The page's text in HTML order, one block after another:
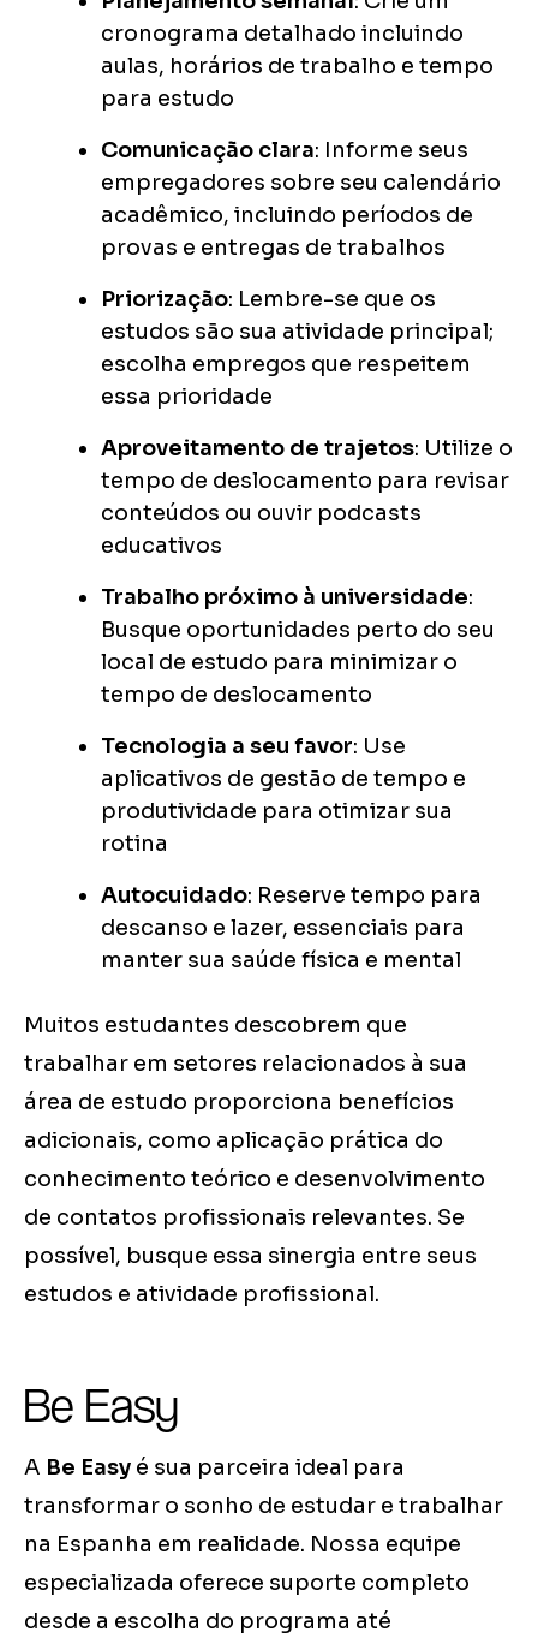
cronograma detalhado incluindo
aulas, horários de trabalho e tempo
para estudo
Comunicação clara: Informe seus
empregadores sobre seu calendário
acadêmico, incluindo períodos de
provas e entregas de trabalhos
Priorização: Lembre-se que os
estudos são sua atividade principal;
escolha empregos que respeitem
essa prioridade
Aproveitamento de trajetos: Utilize o
tempo de deslocamento para revisar
conteúdos ou ouvir podcasts
educativos
Trabalho próximo à universidade:
Busque oportunidades perto do seu
local de estudo para minimizar o
tempo de deslocamento
Tecnologia a seu favor: Use
aplicativos de gestão de tempo e
produtividade para otimizar sua
rotina
Autocuidado: Reserve tempo para
descanso e lazer, essenciais para
manter sua saúde física e mental
Muitos estudantes descobrem que
trabalhar em setores relacionados à sua
área de estudo proporciona benefícios
adicionais, como aplicação prática do
conhecimento teórico e desenvolvimento
de contatos profissionais relevantes. Se
possível, busque essa sinergia entre seus
estudos e atividade profissional.
Be Easy
A Be Easy é sua parceira ideal para
transformar o sonho de estudar e trabalhar
na Espanha em realidade. Nossa equipe
especializada oferece suporte completo
desde a escolha do programa até